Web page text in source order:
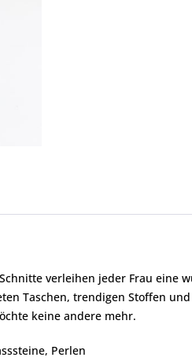
verleihen jeder Frau eine
Taschen, trendigen Stoffen
keine andere mehr.
Perlen